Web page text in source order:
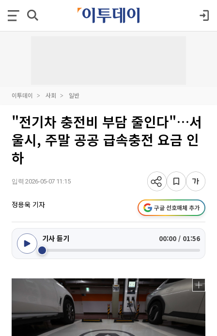
이투데이 사회 일반
"전기차 충전비 부담 줄인다"…서
울시, 주말 공공 급속충전 요금 인
하
입력 2026-05-07 11:15
정용욱 기자 구글 선호매체 추가
기사 듣기 00:00 / 01:56